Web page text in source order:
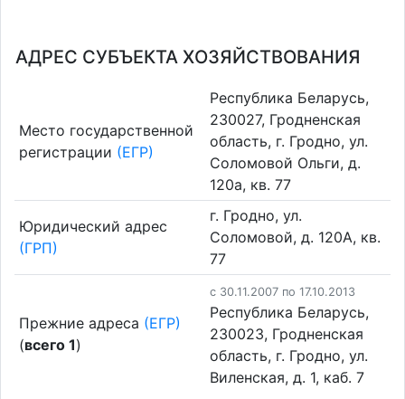
АДРЕС СУБЪЕКТА ХОЗЯЙСТВОВАНИЯ
Место государственной
регистрации (ЕГР)
Республика Беларусь,
230027, Гродненская
область, г. Гродно, ул.
Соломовой Ольги, д.
120а, кв. 77
Юридический адрес
(ГРП)
г. Гродно, ул.
Соломовой, д. 120А, кв.
77
Прежние адреса (ЕГР)
(всего 1)
c 30.11.2007 по 17.10.2013
Республика Беларусь,
230023, Гродненская
область, г. Гродно, ул.
Виленская, д. 1, каб. 7